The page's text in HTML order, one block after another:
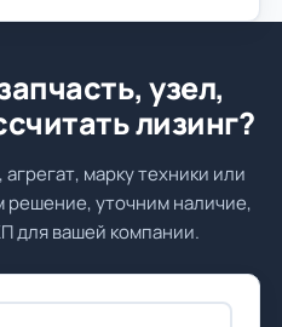
узел,
лизинг?
марку техники или
решение, уточним наличие,
для вашей компании.